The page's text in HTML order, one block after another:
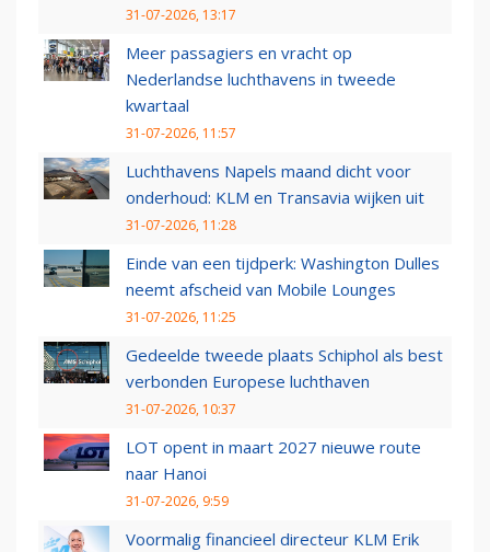
31-07-2026, 13:17
Meer passagiers en vracht op
Nederlandse luchthavens in tweede
kwartaal
31-07-2026, 11:57
Luchthavens Napels maand dicht voor
onderhoud: KLM en Transavia wijken uit
31-07-2026, 11:28
Einde van een tijdperk: Washington Dulles
neemt afscheid van Mobile Lounges
31-07-2026, 11:25
Gedeelde tweede plaats Schiphol als best
verbonden Europese luchthaven
31-07-2026, 10:37
LOT opent in maart 2027 nieuwe route
naar Hanoi
31-07-2026, 9:59
Voormalig financieel directeur KLM Erik